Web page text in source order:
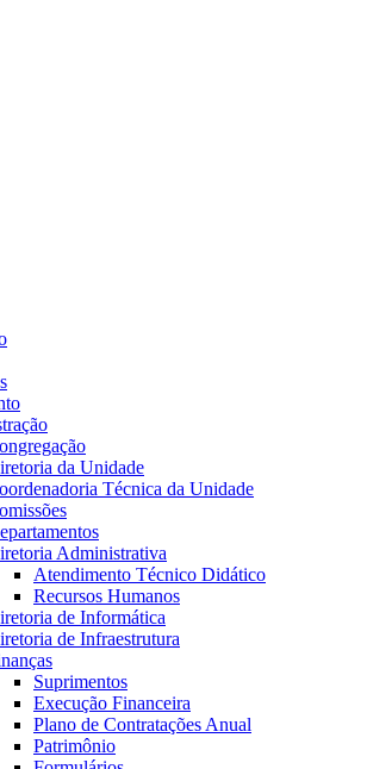
da Unidade
Técnica da Unidade
Administrativa
Atendimento Técnico Didático
Recursos Humanos
de Informática
de Infraestrutura
Suprimentos
Execução Financeira
Plano de Contratações Anual
Patrimônio